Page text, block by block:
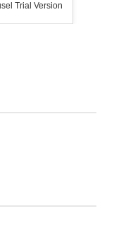
Trial Version